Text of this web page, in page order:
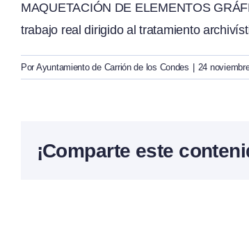
MAQUETACIÓN DE ELEMENTOS
trabajo real dirigido al tratamiento
Por Ayuntamiento de Carrión de los Condes 24
¡Comparte este